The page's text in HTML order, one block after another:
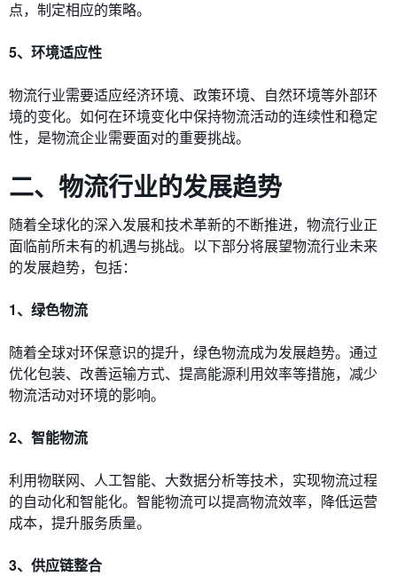
点，制定相应的策略。
5、环境适应性
物流行业需要适应经济环境、政策环境、自然环境等外部环
境的变化。如何在环境变化中保持物流活动的连续性和稳定
性，是物流企业需要面对的重要挑战。
二、物流行业的发展趋势
随着全球化的深入发展和技术革新的不断推进，物流行业正
面临前所未有的机遇与挑战。以下部分将展望物流行业未来
的发展趋势，包括：
1、绿色物流
随着全球对环保意识的提升，绿色物流成为发展趋势。通过
优化包装、改善运输方式、提高能源利用效率等措施，减少
物流活动对环境的影响。
2、智能物流
利用物联网、人工智能、大数据分析等技术，实现物流过程
的自动化和智能化。智能物流可以提高物流效率，降低运营
成本，提升服务质量。
3、供应链整合